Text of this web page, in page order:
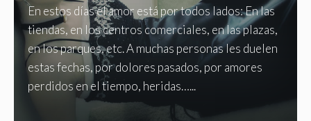
En estos días el amor está por todos lados: En las
tiendas, en los centros comerciales, en las plazas,
en los parques, etc. A muchas personas les duelen
estas fechas, por dolores pasados, por amores
perdidos en el tiempo, heridas…...